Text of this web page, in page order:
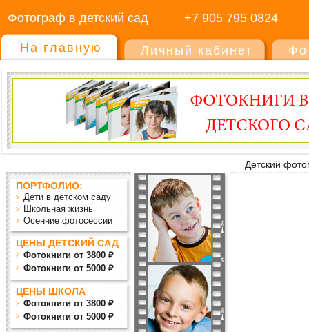
Фотограф в детский сад +7 905 795 0824
На главную Личный кабинет
Детский
ПОРТФОЛИО:
Дети в детском саду
Школьная жизнь
Осенние фотосессии
ЦЕНЫ ДЕТСКИЙ САД
Фотокниги от 3800 ₽
Фотокниги от 5000 ₽
ЦЕНЫ ШКОЛА
Фотокниги от 3800 ₽
Фотокниги от 5000 ₽